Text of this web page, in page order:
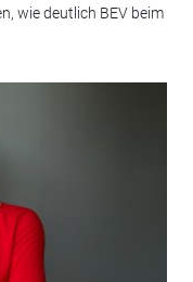
wie deutlich BEV beim